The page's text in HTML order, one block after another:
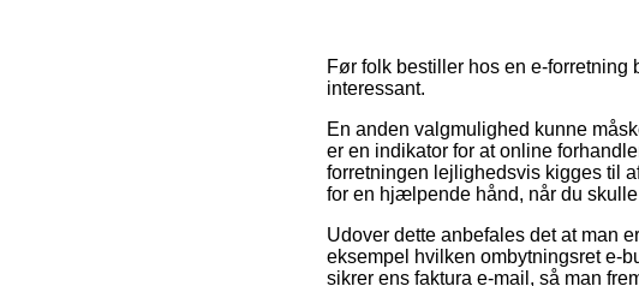
Før folk bestiller hos en e-
interessant.
En anden valgmulighed kunne
er en indikator for at online
forretningen lejlighedsvis kigges til
for en hjælpende hånd, når du
Udover dette anbefales det at man
eksempel hvilken ombytningsret e-
sikrer ens faktura e-mail, så man